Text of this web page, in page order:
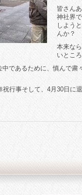
皆さん
神社界
しよう
んか？
本来な
いとこ
であるために、慎んで
行事そして、4月30日に